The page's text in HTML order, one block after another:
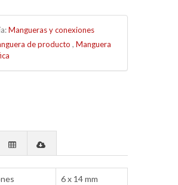
Mangueras y conexiones
de producto , Manguera
6 x 14 mm